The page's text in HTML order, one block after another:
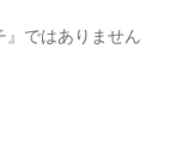
』ではありません